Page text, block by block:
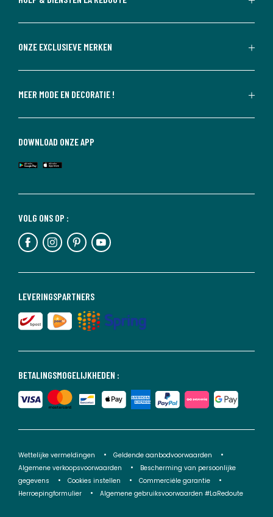
ONZE EXCLUSIEVE MERKEN
MEER MODE EN DECORATIE !
BETALINGSMOGELIJKHEDEN :
LEVERINGSPARTNERS
VOLG ONS OP :
DOWNLOAD ONZE APP
Wettelijke vermeldingen
Geldende aanbodvoorwaarden
Algemene verkoopsvoorwaarden
Bescherming van persoonlijke
gegevens
Cookies instellen
Commerciële garantie
Herroepingformulier
Algemene gebruiksvoorwaarden #LaRedoute